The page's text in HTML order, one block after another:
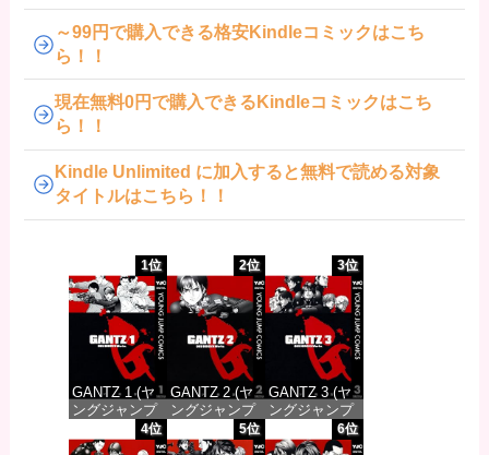
～99円で購入できる格安Kindleコミックはこち
ら！！
現在無料0円で購入できるKindleコミックはこち
ら！！
Kindle Unlimited に加入すると無料で読める対象
タイトルはこちら！！
1位
GANTZ 1 (ヤ
ングジャンプ
コミックス
DIGITAL)
2位
GANTZ 2 (ヤ
ングジャンプ
コミックス
DIGITAL)
3位
GANTZ 3 (ヤ
ングジャンプ
コミックス
DIGITAL)
4位 5位 6位